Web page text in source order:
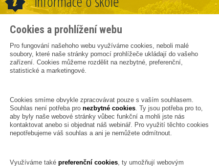
Cookies a prohlížení webu
Pro fungování našehoho webu využíváme cookies, neboli malé
soubory, které naše stránky pomocí prohlížeče ukládají do vašeho
zařízení. Cookies můžeme rozdělit na nezbytné, preferenční,
statistické a marketingové.
Cookies smíme obvykle zpracovávat pouze s vaším souhlasem.
Souhlas není potřeba pro nezbytné cookies. Ty jsou potřeba pro to,
aby byly naše webové stránky vůbec funkční a mohli jste nás
kontaktovat anebo si objednat náš webinář. Pro využití těchto cookies
nepotřebujeme váš souhlas a ani je nemůžete odmítnout.
Využíváme také preferenční cookies, ty umožňují webovým